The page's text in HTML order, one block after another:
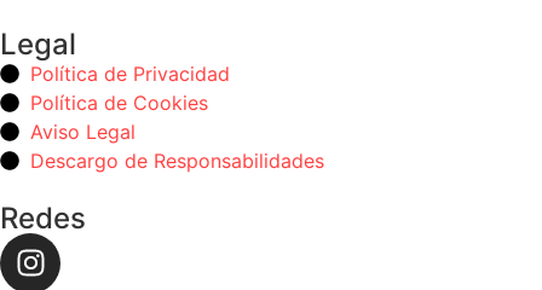
Legal
Política de Privacidad
Política de Cookies
Aviso Legal
Descargo de Responsabilidades
Redes